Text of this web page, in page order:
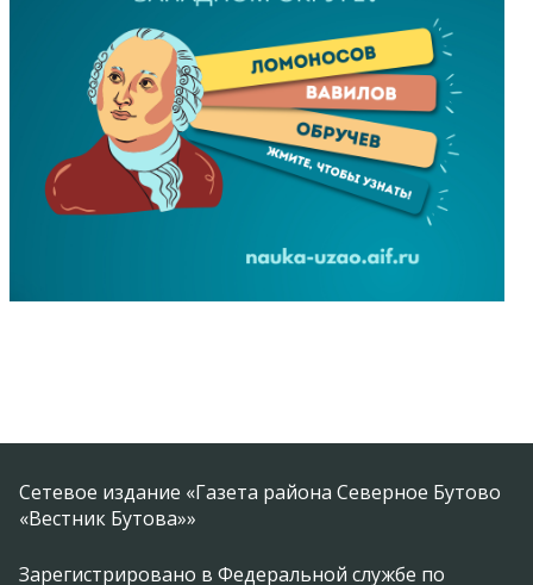
Сетевое издание «Газета района Северное Бутово
«Вестник Бутова»»
Зарегистрировано в Федеральной службе по